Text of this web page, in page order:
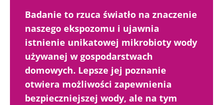
Badanie to rzuca światło na znaczenie
naszego ekspozomu i ujawnia
istnienie unikatowej mikrobioty wody
używanej w gospodarstwach
domowych. Lepsze jej poznanie
otwiera możliwości zapewnienia
bezpieczniejszej wody, ale na tym
Nie odchodź tak
szybko!
Dołącz do społeczności mikrobioty i raz w
miesiącu odbieraj „The Essential”, aby być na
bieżąco z najnowszymi informacjami o
mikrobiocie